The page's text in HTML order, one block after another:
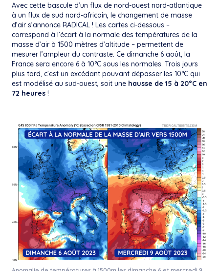
Avec cette bascule d’un flux de nord-ouest nord-atlantique
à un flux de sud nord-africain, le changement de masse
d’air s’annonce RADICAL ! Les cartes ci-dessous –
correspond à l’écart à la normale des températures de la
masse d’air à 1500 mètres d’altitude – permettent de
mesurer l’ampleur du contraste. Ce dimanche 6 août, la
France sera encore 6 à 10°C sous les normales. Trois jours
plus tard, c’est un excédant pouvant dépasser les 10°C qui
est modélisé au sud-ouest, soit une hausse de 15 à 20°C en
72 heures !